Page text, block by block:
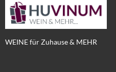
WEINE für Zuhause & MEHR